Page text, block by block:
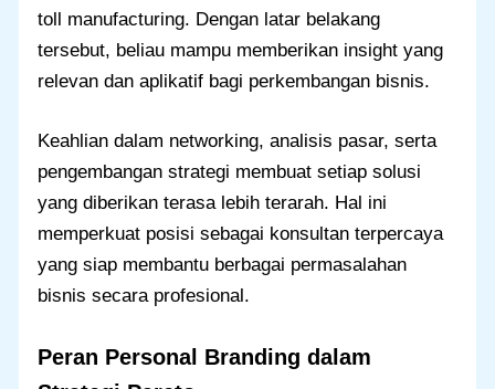
toll manufacturing. Dengan latar belakang
tersebut, beliau mampu memberikan insight yang
relevan dan aplikatif bagi perkembangan bisnis.
Keahlian dalam networking, analisis pasar, serta
pengembangan strategi membuat setiap solusi
yang diberikan terasa lebih terarah. Hal ini
memperkuat posisi sebagai konsultan terpercaya
yang siap membantu berbagai permasalahan
bisnis secara profesional.
Peran Personal Branding dalam